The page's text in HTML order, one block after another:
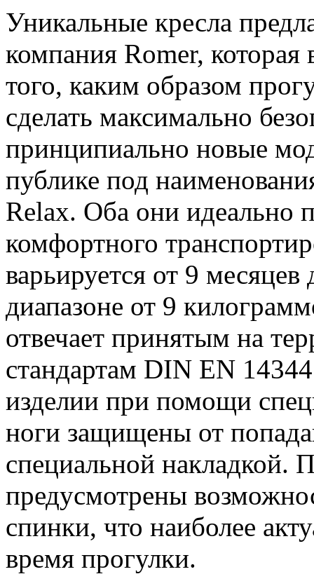
Уникальные кресла
компания Romer, которая
того, каким образом
сделать максимально
принципиально новые
публике под
Relax. Оба они идеально
комфортного
варьируется от 9 месяцев
диапазоне от 9
отвечает принятым на
стандартам DIN EN
изделии при помощи
ноги защищены от
специальной накладкой.
предусмотрены
спинки, что наиболее
время прогулки.